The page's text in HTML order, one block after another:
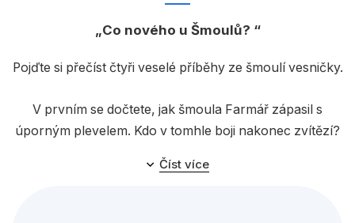
Křížovky
Počítače
Co nového u Šmoulů?
Pojďte si přečíst čtyři veselé příběhy ze šmoulí vesničky.
V prvním se dočtete, jak šmoula Farmář zápasil s
úporným plevelem. Kdo v tomhle boji nakonec zvítězí?
ostatní. Trumpetka by mohl vyprávět! Ve třetím příběhu
Číst více